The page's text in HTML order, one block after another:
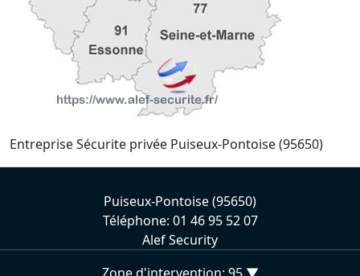
Entreprise Sécurite privée Puiseux-Pontoise (95650)
Puiseux-Pontoise (95650)
Téléphone: 01 46 95 52 07
Alef Security